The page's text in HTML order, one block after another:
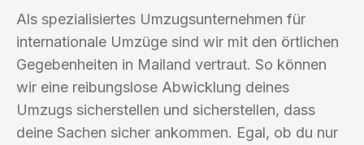
Als spezialisiertes Umzugsunternehmen für
internationale Umzüge sind wir mit den örtlichen
Gegebenheiten in Mailand vertraut. So können
wir eine reibungslose Abwicklung deines
Umzugs sicherstellen und sicherstellen, dass
deine Sachen sicher ankommen. Egal, ob du nur